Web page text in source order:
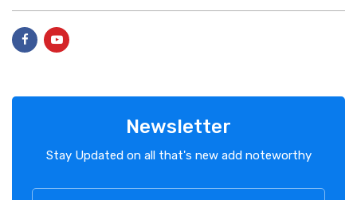
Newsletter
Stay Updated on all that's new add noteworthy